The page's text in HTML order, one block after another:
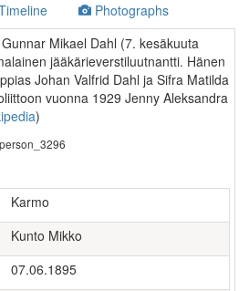
Photographs
Mikael Dahl (7. kesäkuuta
jääkärieverstiluutnantti. Hänen
Johan Valfrid Dahl ja Sifra Matilda
vuonna 1929 Jenny Aleksandra
)
Karmo
Kunto Mikko
07.06.1895